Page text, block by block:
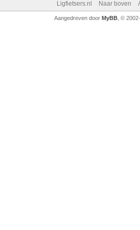
Ligfietsers.nl Naar boven
Aangedreven door MyBB, ©